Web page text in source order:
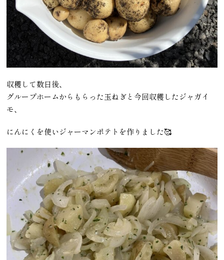
収穫して数日後、
グループホームからもらった玉ねぎと今回収穫したジャガイ
モ、
にんにくを使いジャーマンポテトを作りました🥰